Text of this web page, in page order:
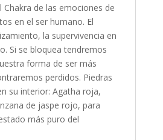
Chakra de las emociones de
en el ser humano. El
la supervivencia en
Si se bloquea tendremos
forma de ser más
perdidos. Piedras
su interior: Agatha roja,
de jaspe rojo, para
más puro del